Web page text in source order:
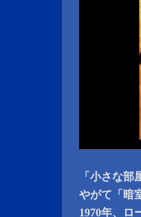
「小さな部
やがて「暗
1970年、ロ